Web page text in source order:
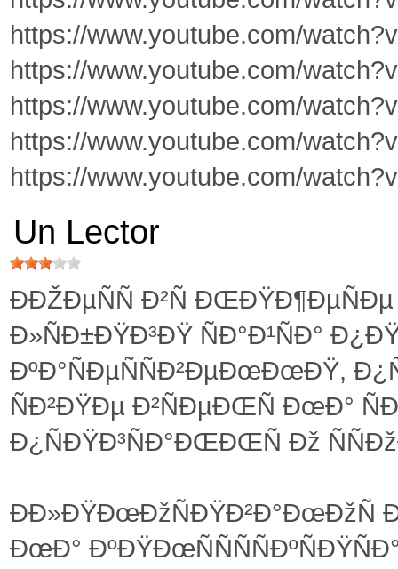
https://www.youtube.com/
https://www.youtube.com/
https://www.youtube.com/
https://www.youtube.com/
https://www.youtube.com/
Un Lector
ÐÐŽÐµÑÑ Ð²Ñ
Ð»ÑÐ±ÐŸÐ³ÐŸ ÑÐ°Ð¹ÑÐ°
ÐºÐ°ÑÐµÑÑÐ²ÐµÐœÐœÐŸ,
ÑÐ²ÐŸÐµ Ð²ÑÐµÐŒÑ ÐœÐ°
Ð¿ÑÐŸÐ³ÑÐ°ÐŒÐŒÑ Ðž
ÐÐ»ÐŸÐœÐžÑÐŸÐ²Ð°ÐœÐžÑ
ÐœÐ°